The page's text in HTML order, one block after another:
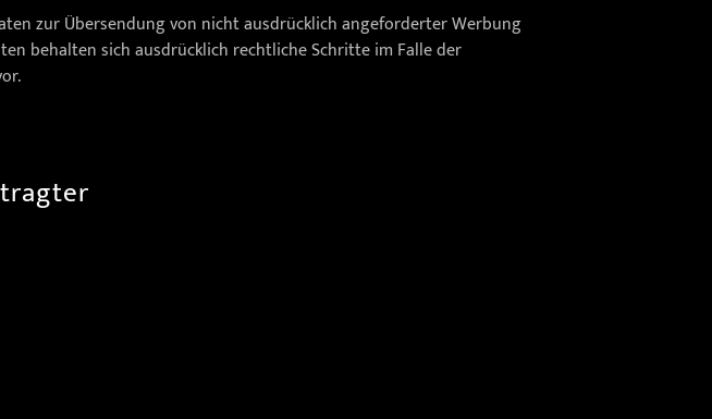
zur Übersendung von nicht ausdrücklich angeforderter Werbung
behalten sich ausdrücklich rechtliche Schritte im Falle der